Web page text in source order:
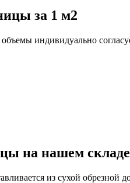
за 1 м2
индивидуально
на нашем складе
из сухой обрезной